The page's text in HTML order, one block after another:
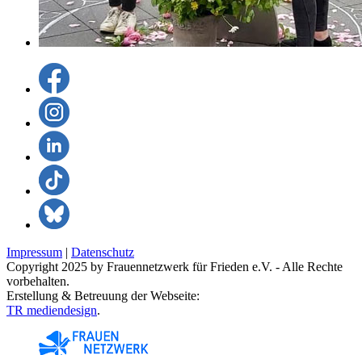
Impressum | Datenschutz
Copyright 2025 by Frauennetzwerk für Frieden e.V. - Alle Rechte
vorbehalten.
Erstellung & Betreuung der Webseite:
TR mediendesign.